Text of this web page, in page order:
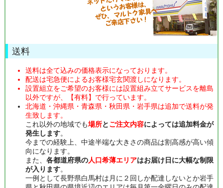
送料
送料は全て込みの価格表示になっております。
配送は宅急便によるお客様宅玄関渡しになります。
設置組立をご希望のお客様には設置組み立てサービスを離島
以外ですが、【有料】で行っています。
北海道・沖縄県・青森県・秋田県・岩手県は追加で送料が発
生致します。
これ以外の地域でも場所とご注文内容によっては追加料金が
発生します。
今までの経験上、中途半端な大きさの商品は割高感が高い傾
向になります。
また、 各都道府県の人口希薄エリアはお届け日に大幅な制限
が入ります。
一例として長野県白馬村は月に２回しか配達しないとか岩手